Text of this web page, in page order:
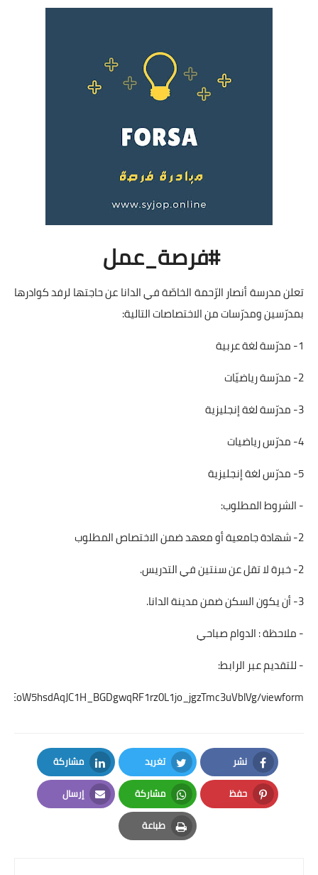
#فرصة_عمل
تعلن مدرسة أنصار الرّحمة الخاصّة في الدانا عن حاجتها لرفد كوادرها
بمدرّسين ومدرّسات من الاختصاصات التالية:
1- مدرّسة لغة عربية
2- مدرّسة رياضيّات
3- مدرّسة لغة إنجليزية
4- مدرّس رياضيات
5- مدرّس لغة إنجليزية
- الشروط المطلوب:
2- شهادة جامعية أو معهد ضمن الاختصاص المطلوب
2- خبرة لا تقل عن سنتين في التدريس.
3- أن يكون السكن ضمن مدينة الدانا.
- ملاحظة : الدوام صباحي
- للتقديم عبر الرابط:
viewform
نشر
Facebook
تغريد
Twitter
مشاركة
LinkedIn
حفظ
Pinterest
مشاركة
Whatsapp
إرسال
Email
طباعة
Print